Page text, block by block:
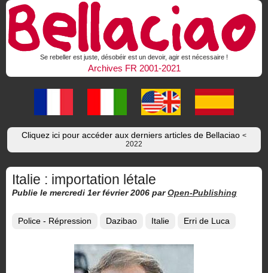
Se rebeller est juste, désobéir est un devoir, agir est nécessaire !
Archives FR 2001-2021
Cliquez ici pour accéder aux derniers articles de Bellaciao <
2022
Italie : importation létale
Publie le mercredi 1er février 2006 par Open-Publishing
Police - Répression Dazibao Italie Erri de Luca